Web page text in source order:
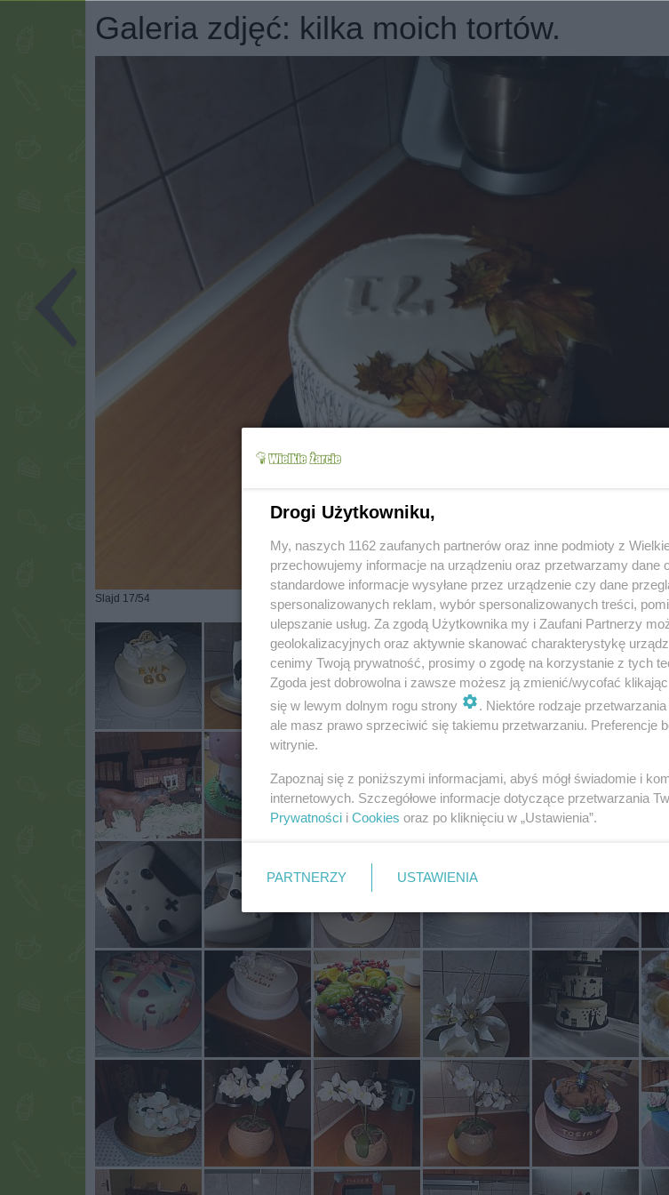
Galeria zdjęć: kilka moich tortów.
Slajd 17/54
Drogi Użytkowniku,
My, naszych 1162 zaufanych partnerów oraz inne podmioty z
przechowujemy informacje na urządzeniu oraz przetwarzamy dane
standardowe informacje wysyłane przez urządzenie czy dane
spersonalizowanych reklam, wybór spersonalizowanych treści,
ulepszanie usług. Za zgodą Użytkownika my i Zaufani Partnerzy
geolokalizacyjnych oraz aktywnie skanować charakterystykę
cenimy Twoją prywatność, prosimy o zgodę na korzystanie z tych
Zgoda jest dobrowolna i zawsze możesz ją zmienić/wycofać
się w lewym dolnym rogu strony
. Niektóre rodzaje
ale masz prawo sprzeciwić się takiemu przetwarzaniu. Preferencje
witrynie.
Zapoznaj się z poniższymi informacjami, abyś mógł świadomie i
internetowych. Szczegółowe informacje dotyczące przetwarzania
Prywatności i Cookies oraz po kliknięciu w „Ustawienia”.
PARTNERZY USTAWIENIA